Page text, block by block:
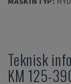
Teknisk
KM 125-